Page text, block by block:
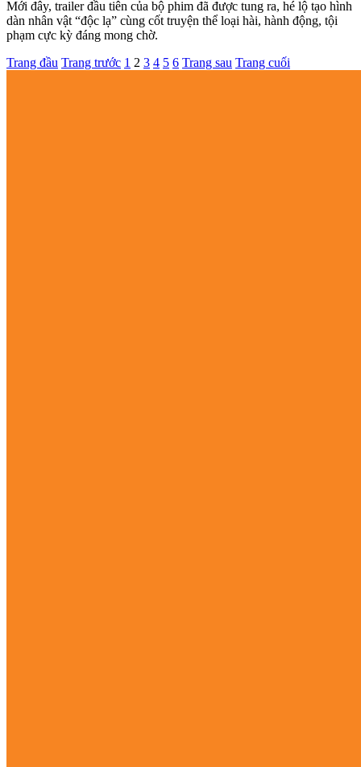
Mới đây, trailer đầu tiên của bộ phim đã được tung ra, hé lộ tạo hình
dàn nhân vật “độc lạ” cùng cốt truyện thể loại hài, hành động, tội
phạm cực kỳ đáng mong chờ.
Trang đầu Trang trước 1 2 3 4 5 6 Trang sau Trang cuối